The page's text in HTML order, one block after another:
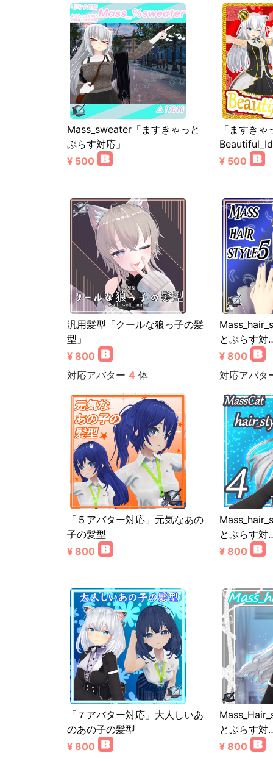
Mass_sweater「ますきゃっと
ぷらす対応」
¥ 500
「ますき
¥ 500
汎用髪型「クールな狼っ子の髪
型」
¥ 800
対応アバター 4 体
とぷらす対
¥ 800
対応アバタ
「５アバター対応」元気なあの
子の髪型
¥ 800
とぷらす対
¥ 800
「７アバター対応」大人しいあ
のあの子の髪型
¥ 800
とぷらす対
¥ 800